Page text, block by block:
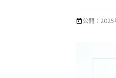
公開：2025